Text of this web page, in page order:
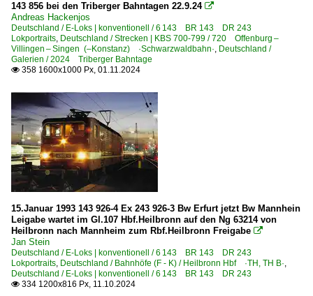
6 145 BR 145 ·Traxx AC·
6 146 BR 146 ·Traxx AC1/2·
6 146 BR 146 ·Traxx AC1/2· Lokportraits
6 152 BR 152 ·ES 64 F·
6 182 BR 182 ·ES 64 U2· Private
6 185 BR 185 ·Traxx AC1/2·
6 185 BR 185 ·Traxx AC1/2· Lokportaits
6 185 BR 185 ·Traxx AC1/2· Private
E-Loks | konventionell
6 109 BR 109 DR 211 DR E 11
6 110 BR 110.1 E 10 'Kasten'
6 110 BR 110.3 E 10 'Bügelfalte'
6 111 BR 111
6 111 BR 111 Lokportraits
143 856 bei den Triberger Bahntagen 22.9.24 
Andreas Hackenjos
Deutschland / E-Loks | konventionell / 6 143 BR 143 DR 243
Lokportraits, Deutschland / Strecken | KBS 700-799 / 720 Offenburg –
Villingen – Singen (–Konstanz) ·Schwarzwaldbahn·, Deutschland /
Galerien / 2024 Triberger Bahntage
 358 1600x1000 Px, 01.11.2024
15.Januar 1993 143 926-4 Ex 243 926-3 Bw Erfurt jetzt Bw Mannhein
Leigabe wartet im Gl.107 Hbf.Heilbronn auf den Ng 63214 von
Heilbronn nach Mannheim zum Rbf.Heilbronn Freigabe 
Jan Stein
Deutschland / E-Loks | konventionell / 6 143 BR 143 DR 243
Lokportraits, Deutschland / Bahnhöfe (F - K) / Heilbronn Hbf ·TH, TH B·,
Deutschland / E-Loks | konventionell / 6 143 BR 143 DR 243
 334 1200x816 Px, 11.10.2024